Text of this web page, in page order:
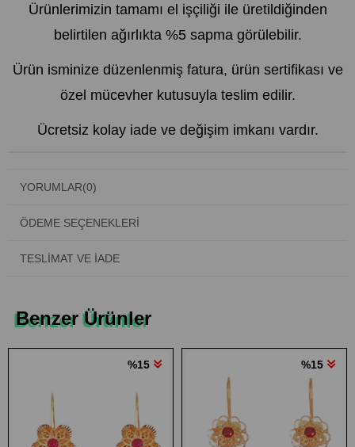
Ürünlerimizin tamamı el işçiliği ile üretildiğinden
belirtilen ağırlıkta %5 sapma görülebilir.
Ürün isminize düzenlenmiş fatura, ürün sertifikası ve
özel mücevher kutusuyla teslim edilir.
Ücretsiz kolay iade ve değişim imkanı vardır.
YORUMLAR(0)
ÖDEME SEÇENEKLERI
TESLIMAT VE İADE
Benzer Ürünler
%15 %15